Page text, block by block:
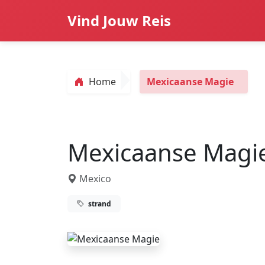
Vind Jouw Reis
Home Mexicaanse Magie
Mexicaanse
Mexico
strand